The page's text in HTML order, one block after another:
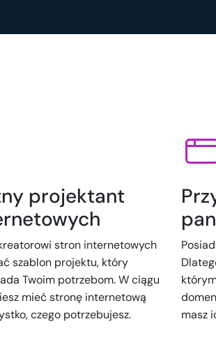
projektant
stron internetowych
szablon projektu, który
Twoim potrzebom. W ciągu
mieć stronę internetową
czego potrzebujesz.
masz